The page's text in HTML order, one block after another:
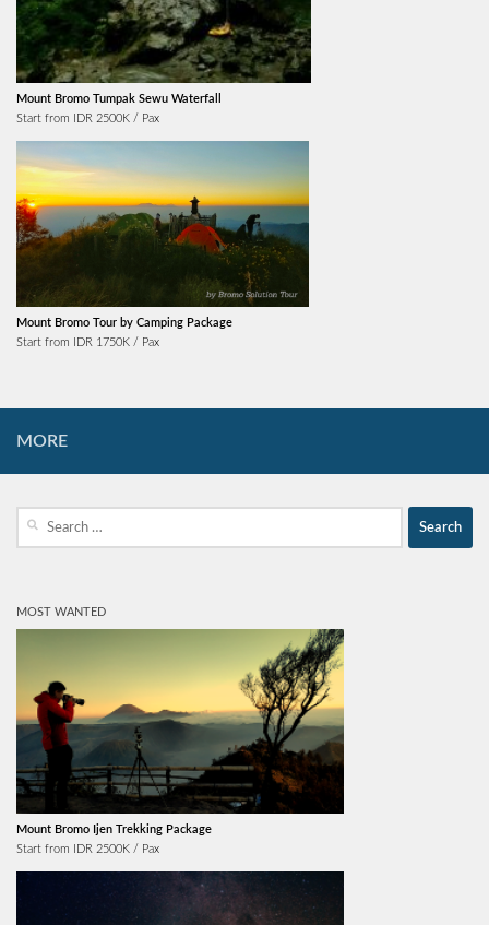
Mount Bromo Tumpak Sewu Waterfall
Start from IDR 2500K / Pax
Mount Bromo Tour by Camping Package
Start from IDR 1750K / Pax
MORE
MOST WANTED
Mount Bromo Ijen Trekking Package
Start from IDR 2500K / Pax